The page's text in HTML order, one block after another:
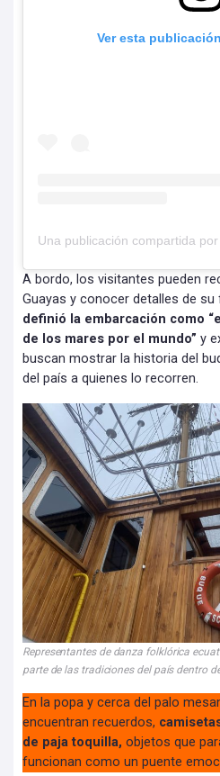
Ver esta
A bordo, los visitantes pueden
Guayas y conocer detalles de
definió la embarcación como
de los mares por el mundo” y
buscan mostrar la historia del
del país a quienes lo recorren.
Representantes de danza folklórica
parte de las tradiciones del país dentro
En la popa y cerca del palo
encuentran recuerdos,
de paja toquilla, objetos que
funcionan como un puente